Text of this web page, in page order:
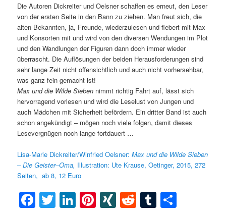
Die Autoren Dickreiter und Oelsner schaffen es erneut, den Leser
von der ersten Seite in den Bann zu ziehen. Man freut sich, die
alten Bekannten, ja, Freunde, wiederzulesen und fiebert mit Max
und Konsorten mit und wird von den diversen Wendungen im Plot
und den Wandlungen der Figuren dann doch immer wieder
überrascht. Die Auflösungen der beiden Herausforderungen sind
sehr lange Zeit nicht offensichtlich und auch nicht vorhersehbar,
was ganz fein gemacht ist!
Max und die Wilde Sieben nimmt richtig Fahrt auf, lässt sich
hervorragend vorlesen und wird die Leselust von Jungen und
auch Mädchen mit Sicherheit befördern. Ein dritter Band ist auch
schon angekündigt – mögen noch viele folgen, damit dieses
Lesevergnügen noch lange fortdauert …
Lisa-Marie Dickreiter/Winfried Oelsner:Max und die Wilde Sieben
– DieGeister–Oma, Illustration: Ute Krause, Oetinger, 2015, 272
Seiten, ab 8, 12 Euro
Facebook
Twitter
LinkedIn
Pinterest
XINGRedditTumblr